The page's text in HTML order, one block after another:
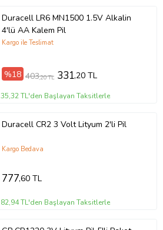
Duracell LR6 MN1500 1.5V Alkalin
4'lü AA Kalem Pil
Kargo ile Teslimat
%18 403,20 TL 331,20 TL
35,32 TL'den Başlayan Taksitlerle
Duracell CR2 3 Volt Lityum 2'li Pil
Kargo Bedava
777,60 TL
82,94 TL'den Başlayan Taksitlerle